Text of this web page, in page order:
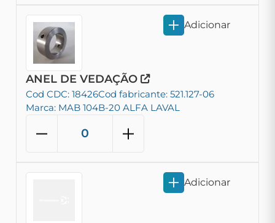
ANEL DE VEDAÇÃO
Cod CDC: 18426Cod fabricante: 521.127-06
Marca: MAB 104B-20 ALFA LAVAL
Adicionar
Adicionar